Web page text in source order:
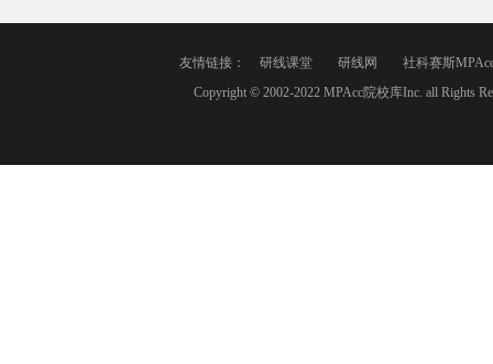
友情链接： 研线课堂 研线网
社科赛斯
Copyright © 2002-2022 MPAcc院校库Inc. all Rights